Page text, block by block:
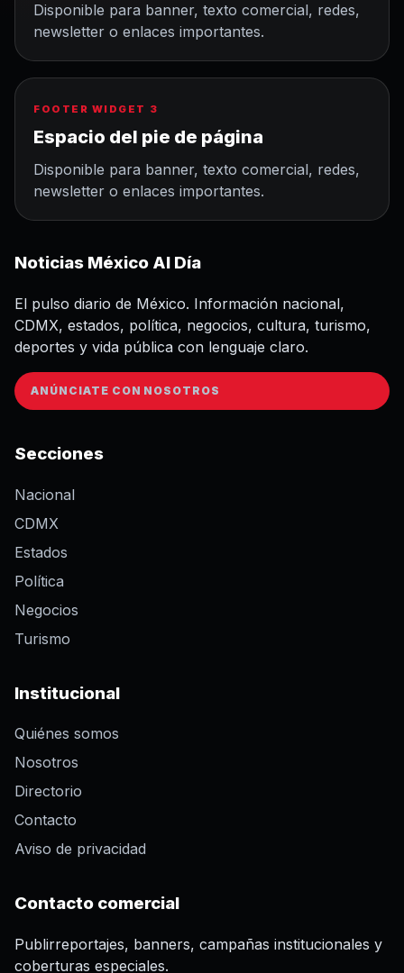
Disponible para banner, texto comercial, redes,
newsletter o enlaces importantes.
FOOTER WIDGET 3
Espacio del pie de página
Disponible para banner, texto comercial, redes,
newsletter o enlaces importantes.
Noticias México Al Día
El pulso diario de México. Información nacional,
CDMX, estados, política, negocios, cultura, turismo,
deportes y vida pública con lenguaje claro.
ANÚNCIATE CON NOSOTROS
Secciones
Nacional
CDMX
Estados
Política
Negocios
Turismo
Institucional
Quiénes somos
Nosotros
Directorio
Contacto
Aviso de privacidad
Contacto comercial
Publirreportajes, banners, campañas institucionales y
coberturas especiales.